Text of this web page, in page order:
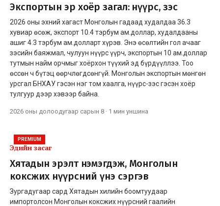
Экспортын эр хоёр загал: нүүрс, зэс
2026 оны эхний хагаст Монголын гадаад худалдаа 36.3
хувиар өсөж, экспорт 10.4 тэрбум ам.доллар, худалдааны
ашиг 4.3 тэрбум ам.долларт хүрэв. Энэ өсөлтийн гол ачааг
зэсийн баяжмал, чулуун нүүрс үүрч, экспортын 10 ам.доллар
тутмын найм орчмыг хоёрхон түүхий эд бүрдүүллээ. Тоо
өссөн ч бүтэц өөрчлөгдсөнгүй. Монголын экспортын мөнгөн
урсгал БНХАУ гэсэн нэг том хаалга, нүүрс-зэс гэсэн хоёр
тулгуур дээр хэвээр байна.
2026 оны долоодугаар сарын 8 · 1 мин уншина
PREMIUM
Эдийн засаг
Хятадын эрэлт нэмэгдэж, Монголын
коксжих нүүрсний үнэ сэргэв
Зургадугаар сард Хятадын хилийн боомтуудаар
импортолсон Монголын коксжих нүүрсний гаалийн